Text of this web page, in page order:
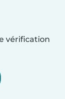
vérification